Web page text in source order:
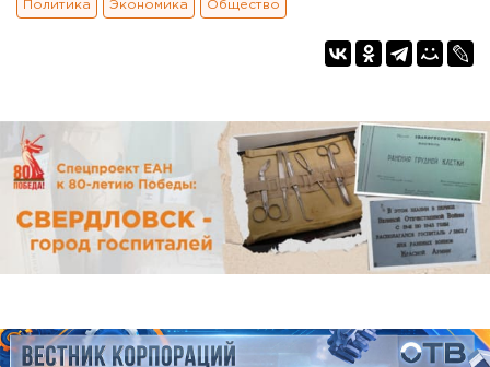
Политика Экономика Общество